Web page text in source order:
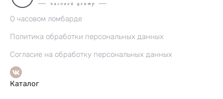
О часовом ломбарде
Политика обработки персональных данных
Согласие на обработку персональных данных
Каталог